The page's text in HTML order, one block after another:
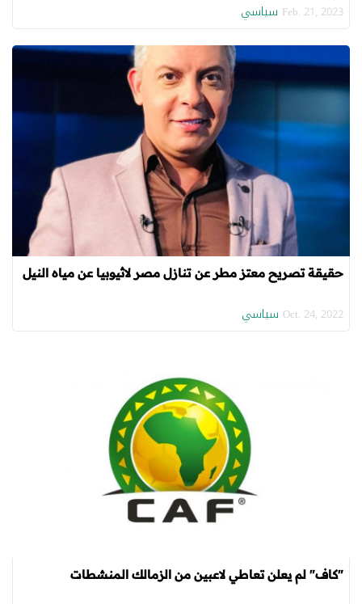
Feb. 21, 2023 سياسي
حقيقة تصريح معتز مطر عن تنازل مصر لاثيوبيا عن مياه النيل
Oct. 24, 2022 سياسي
"كاف" لم يعلن تعاطي لاعبين من الزمالك المنشطات